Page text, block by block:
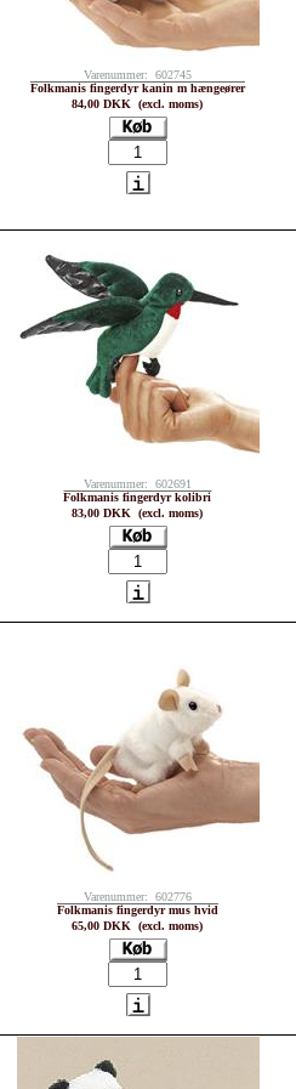
Varenummer: 602745
Folkmanis fingerdyr kanin m hængeører
84,00 DKK (excl. moms)
Varenummer: 602691
Folkmanis fingerdyr kolibri
83,00 DKK (excl. moms)
Varenummer: 602776
Folkmanis fingerdyr mus hvid
65,00 DKK (excl. moms)